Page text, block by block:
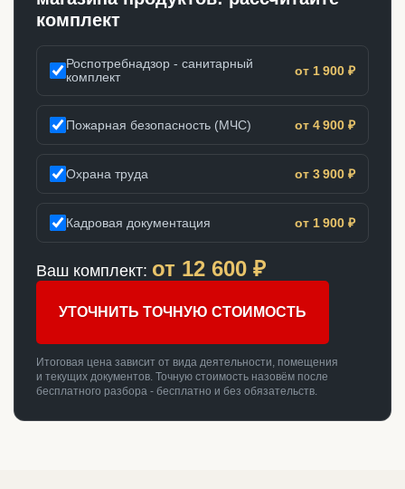
комплект
Роспотребнадзор - санитарный
комплект
от 1 900 ₽
Пожарная безопасность (МЧС) от 4 900 ₽
Охрана труда от 3 900 ₽
Кадровая документация от 1 900 ₽
Ваш комплект: от 12 600 ₽
УТОЧНИТЬ ТОЧНУЮ СТОИМОСТЬ
Итоговая цена зависит от вида деятельности, помещения
и текущих документов. Точную стоимость назовём после
бесплатного разбора - бесплатно и без обязательств.